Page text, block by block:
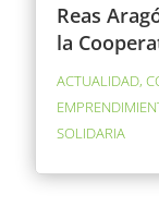
Reas
la
ACTUALIDAD,
SOLIDARIA